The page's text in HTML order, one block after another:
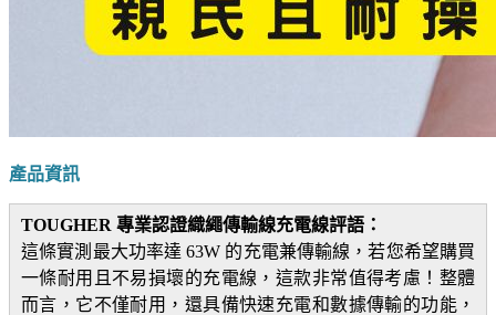
產品資訊
TOUGHER 專業認證織繩傳輸線充電線評語：
這條實測最大功率達 63W 的充電兼傳輸線，若您希望購買
一條耐用且不易損壞的充電線，這款非常值得考慮！整體
而言，它不僅耐用，還具備快速充電和數據傳輸的功能，